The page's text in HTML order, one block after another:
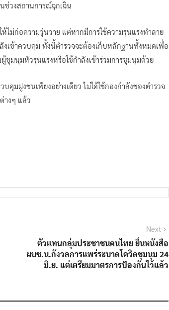
ช่วงสถานการณ์ฉุกเฉิน
ม่ก่อความวุ่นวาย แต่หากมีการใช้ความรุนแรงทำลาย
เข้าควบคุม ทั้งนี้ตำรวจจะต้องเก็บหลักฐานทั้งหมดเพื่อ
ชุมนุมหัวรุนแรงหรือใช้กำลังเข้าร่วมการชุมนุมด้วย
คุมฝูงชนเพียงอย่างเดียว ไม่ใด้ใช้กองกำลังของตำรวจ
างๆ แล้ว
Next
ตัวแทนกลุ่มประชาชนคนไทย ยื่นหนังสือ
ผบช.น.กังวลการแพร่ระบาดโควิดชุมนุม 24
มิ.ย. แต่เตรียมมาตรการป้องกันไว้แล้ว